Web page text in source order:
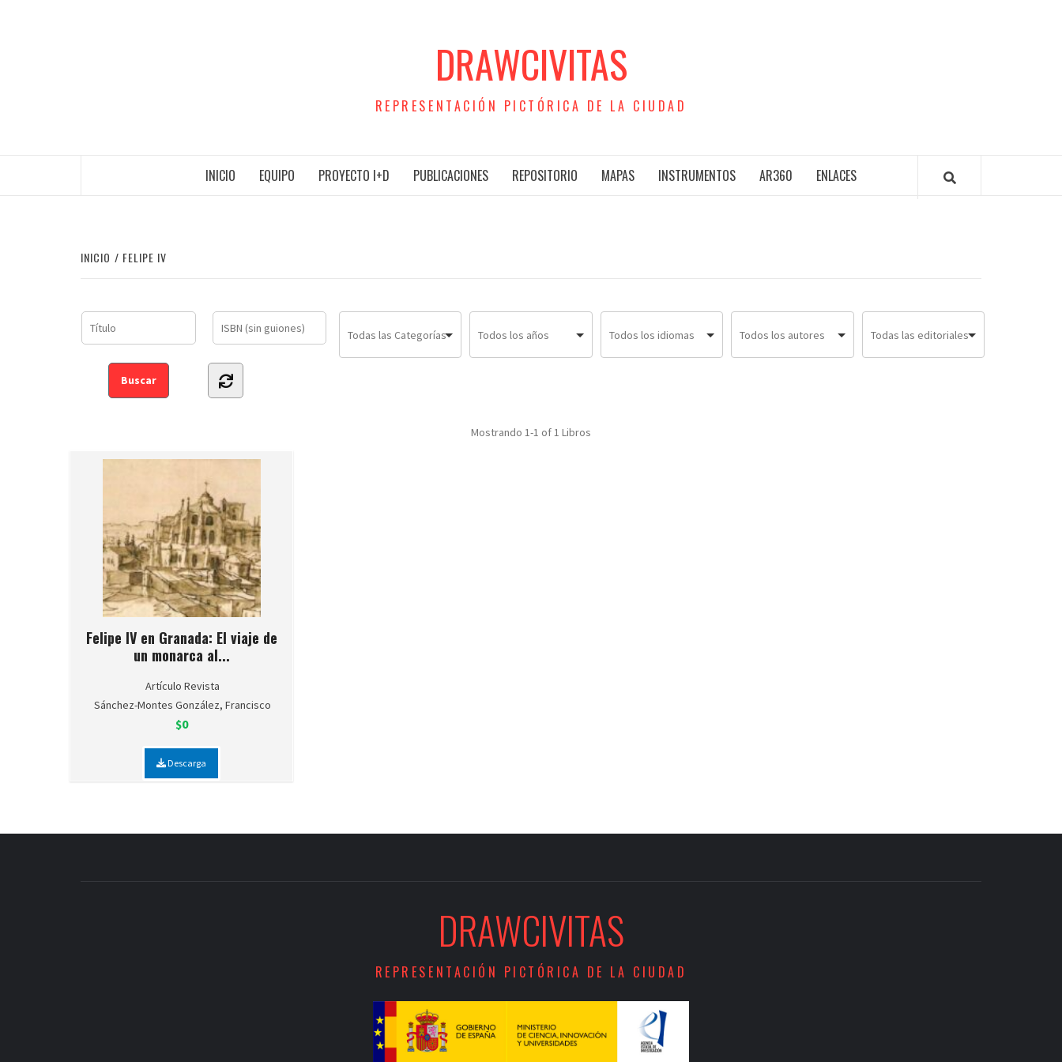
DRAWCIVITAS
REPRESENTACIÓN PICTÓRICA DE LA CIUDAD
INICIO EQUIPO PROYECTO I+D PUBLICACIONES REPOSITORIO MAPAS INSTRUMENTOS AR360 ENLACES
INICIO FELIPE IV
Mostrando 1-1 of 1 Libros
Felipe IV en Granada: El viaje de
un monarca al...
Artículo Revista
Sánchez-Montes González, Francisco
$0
Descarga
DRAWCIVITAS
REPRESENTACIÓN PICTÓRICA DE LA CIUDAD